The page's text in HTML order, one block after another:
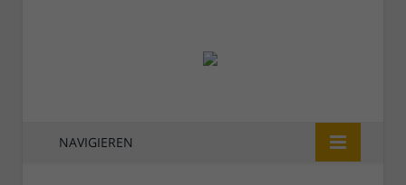
NAVIGIEREN